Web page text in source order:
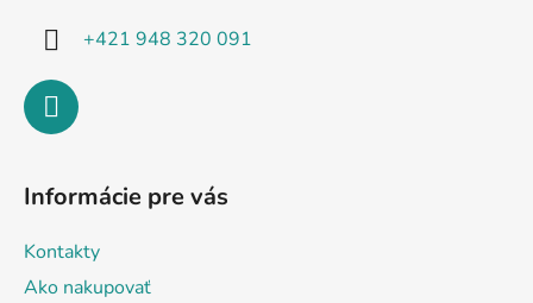
+421 948 320 091
Informácie pre vás
Kontakty
Ako nakupovať